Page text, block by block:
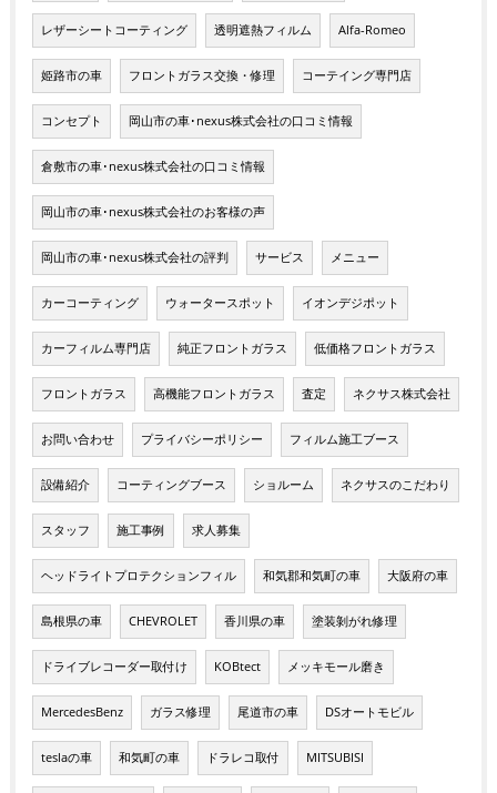
レザーシートコーティング 透明遮熱フィルム Alfa-Romeo
姫路市の車 フロントガラス交換・修理 コーテイング専門店
コンセプト 岡山市の車･nexus株式会社の口コミ情報
倉敷市の車･nexus株式会社の口コミ情報
岡山市の車･nexus株式会社のお客様の声
岡山市の車･nexus株式会社の評判 サービス メニュー
カーコーティング ウォータースポット イオンデジポット
カーフィルム専門店 純正フロントガラス 低価格フロントガラス
フロントガラス 高機能フロントガラス 査定 ネクサス株式会社
お問い合わせ プライバシーポリシー フィルム施工ブース
設備紹介 コーティングブース ショルーム ネクサスのこだわり
スタッフ 施工事例 求人募集
ヘッドライトプロテクションフィル 和気郡和気町の車 大阪府の車
島根県の車 CHEVROLET 香川県の車 塗装剝がれ修理
ドライブレコーダー取付け KOBtect メッキモール磨き
MercedesBenz ガラス修理 尾道市の車 DSオートモビル
teslaの車 和気町の車 ドラレコ取付 MITSUBISI